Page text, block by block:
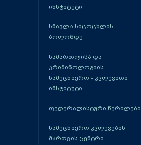
ინსტიტუტი
სწავლა სიცოცხლის
ბოლომდე
სამართლისა და
კრიმინოლოგიის
სამეცნიერო - კვლევითი
ინსტიტუტი
ფედერალისტური წერილები
სამეცნიერო კვლევების
მართვის ცენტრი